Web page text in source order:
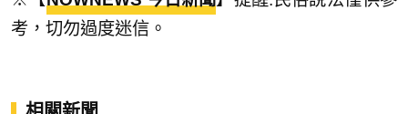
考，切勿過度迷信。